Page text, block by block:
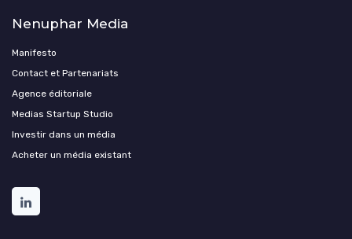
Nenuphar Media
Manifesto
Contact et Partenariats
Agence éditoriale
Medias Startup Studio
Investir dans un média
Acheter un média existant